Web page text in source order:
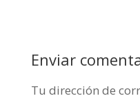
Enviar
Tu dirección de